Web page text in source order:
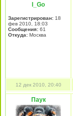
I_Go
Зарегистрирован: 18
фев 2010, 18:03
Сообщения: 61
Откуда: Москва
12 дек 2010, 20:40
Паук